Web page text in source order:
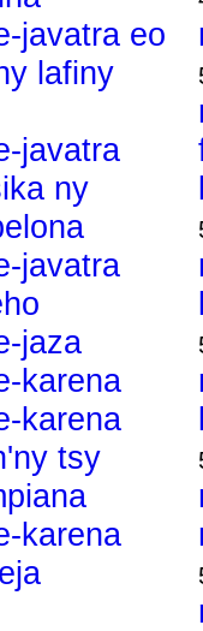
javatra eo
lafiny
javatra
ny
javatra
jaza
karena
karena
tsy
karena